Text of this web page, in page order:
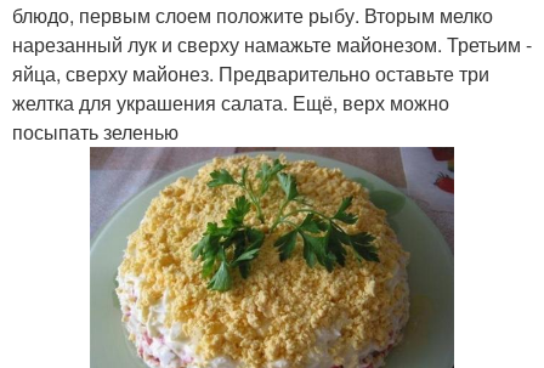
блюдо, первым слоем положите рыбу. Вторым мелко
нарезанный лук и сверху намажьте майонезом. Третьим -
яйца, сверху майонез. Предварительно оставьте три
желтка для украшения салата. Ещё, верх можно
посыпать зеленью